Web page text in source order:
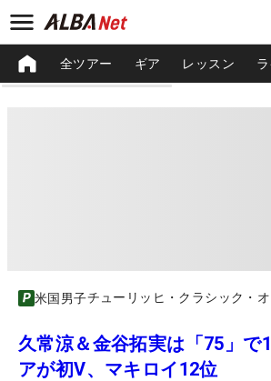
全ツアー ギア レッスン
米国男子チューリッヒ・クラシック・
久常涼＆金谷拓実は「75」
アが初V、マキロイ12位